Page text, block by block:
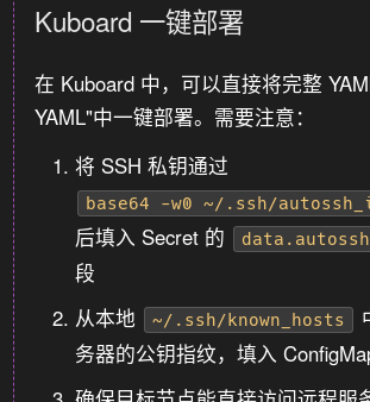
Kuboard 一键部署
在 Kuboard 中，可以直接将完整
YAML"中一键部署。需要注意：
将 SSH 私钥通过
base64 -w0 ~/.ssh/
后填入 Secret 的
段
从本地
~/.ssh/known_hosts
务器的公钥指纹，填入